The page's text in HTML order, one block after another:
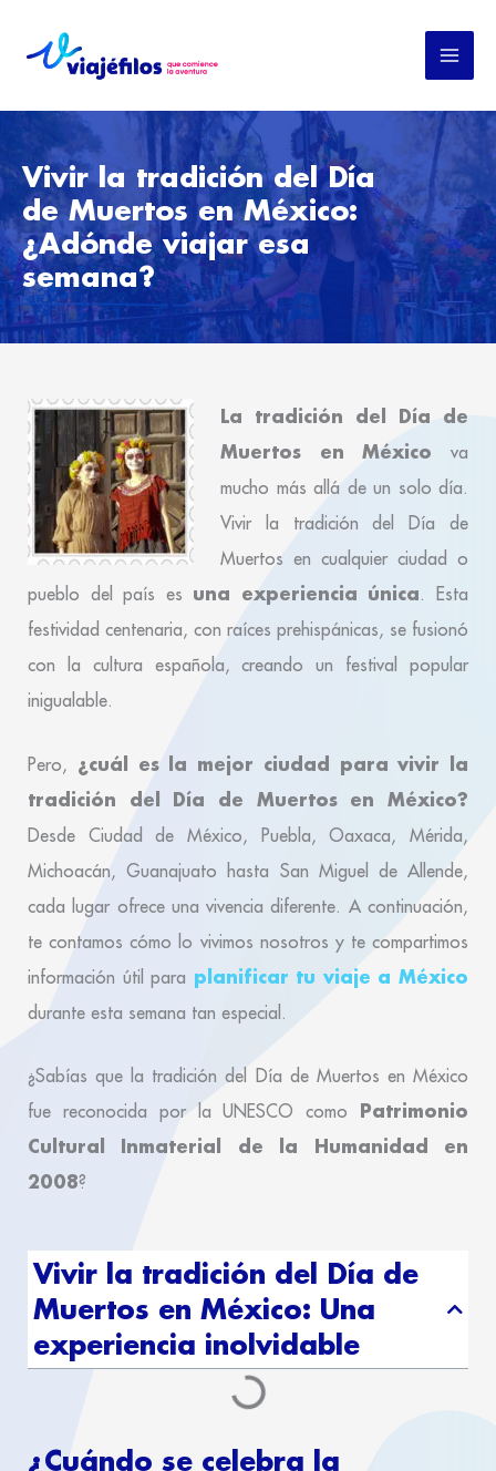
Vivir la tradición del Día
de Muertos en México:
¿Adónde viajar esa
semana?
La tradición del Día de
Muertos en México va
mucho más allá de un solo día.
Vivir la tradición del Día de
Muertos en cualquier ciudad o
pueblo del país es una experiencia única. Esta
festividad centenaria, con raíces prehispánicas, se fusionó
con la cultura española, creando un festival popular
inigualable.
Pero, ¿cuál es la mejor ciudad para vivir la
tradición del Día de Muertos en México?
Desde Ciudad de México, Puebla, Oaxaca, Mérida,
Michoacán, Guanajuato hasta San Miguel de Allende,
cada lugar ofrece una vivencia diferente. A continuación,
te contamos cómo lo vivimos nosotros y te compartimos
información útil para planificar tu viaje a México
durante esta semana tan especial.
¿Sabías que la tradición del Día de Muertos en México
fue reconocida por la UNESCO como Patrimonio
Cultural Inmaterial de la Humanidad en
2008?
Vivir la tradición del Día de
Muertos en México: Una
experiencia inolvidable
¿Cuándo se celebra la